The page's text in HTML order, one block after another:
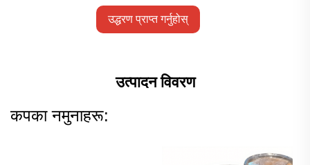
उद्धरण प्राप्त गर्नुहोस्
उत्पादन विवरण
कपका नमुनाहरू: